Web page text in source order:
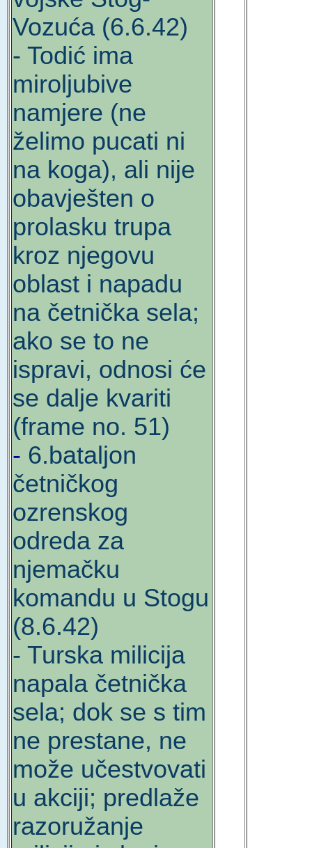
Vozuća (6.6.42)
- Todić ima
miroljubive
namjere (ne
želimo pucati ni
na koga), ali nije
obavješten o
prolasku trupa
kroz njegovu
oblast i napadu
na četnička sela;
ako se to ne
ispravi, odnosi će
se dalje kvariti
(frame no. 51)
- 6.bataljon
četničkog
ozrenskog
odreda za
njemačku
komandu u Stogu
(8.6.42)
- Turska milicija
napala četnička
sela; dok se s tim
ne prestane, ne
može učestvovati
u akciji; predlaže
razoružanje